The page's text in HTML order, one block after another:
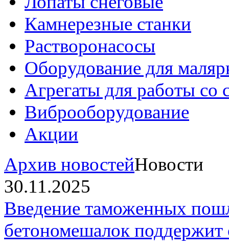
Камнерезные станки
Растворонасосы
Оборудование для
Агрегаты для работы со
Виброоборудование
Акции
Архив новостейНовости
30.11.2025
Введение таможенных
бетономешалок поддержит